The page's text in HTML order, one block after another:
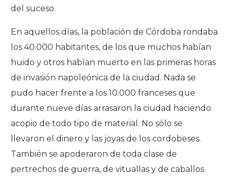
del suceso.
En aquellos días, la población de Córdoba rondaba
los 40.000 habitantes, de los que muchos habían
huido y otros habían muerto en las primeras horas
de invasión napoleónica de la ciudad. Nada se
pudo hacer frente a los 10.000 franceses que
durante nueve días arrasaron la ciudad haciendo
acopio de todo tipo de material. No sólo se
llevaron el dinero y las joyas de los cordobeses.
También se apoderaron de toda clase de
pertrechos de guerra, de vituallas y de caballos.